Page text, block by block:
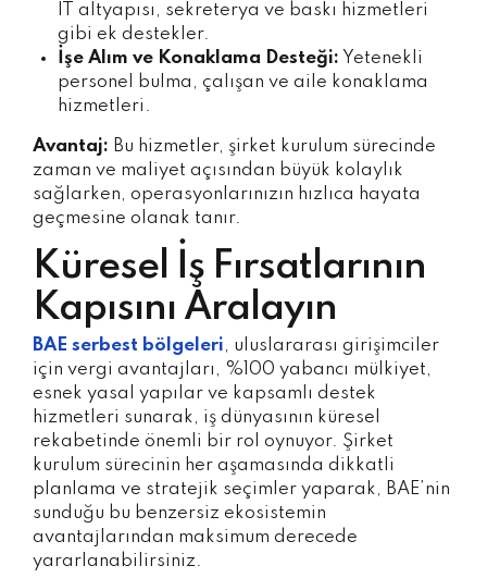
IT altyapısı, sekreterya ve baskı hizmetleri
gibi ek destekler.
İşe Alım ve Konaklama Desteği: Yetenekli
personel bulma, çalışan ve aile konaklama
hizmetleri.
Avantaj: Bu hizmetler, şirket kurulum sürecinde
zaman ve maliyet açısından büyük kolaylık
sağlarken, operasyonlarınızın hızlıca hayata
geçmesine olanak tanır.
Küresel İş Fırsatlarının
Kapısını Aralayın
BAE serbest bölgeleri, uluslararası girişimciler
için vergi avantajları, %100 yabancı mülkiyet,
esnek yasal yapılar ve kapsamlı destek
hizmetleri sunarak, iş dünyasının küresel
rekabetinde önemli bir rol oynuyor. Şirket
kurulum sürecinin her aşamasında dikkatli
planlama ve stratejik seçimler yaparak, BAE’nin
sunduğu bu benzersiz ekosistemin
avantajlarından maksimum derecede
yararlanabilirsiniz.